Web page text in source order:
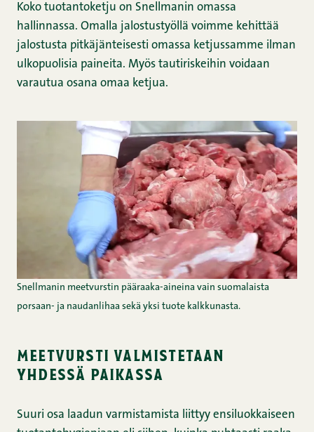
Koko tuotantoketju on Snellmanin omassa
hallinnassa. Omalla jalostustyöllä voimme kehittää
jalostusta pitkäjänteisesti omassa ketjussamme ilman
ulkopuolisia paineita. Myös tautiriskeihin voidaan
varautua osana omaa ketjua.
Snellmanin meetvurstin pääraaka-aineina vain suomalaista
porsaan- ja naudanlihaa sekä yksi tuote kalkkunasta.
meetvursti valmistetaan
yhdessä paikassa
Suuri osa laadun varmistamista liittyy ensiluokkaiseen